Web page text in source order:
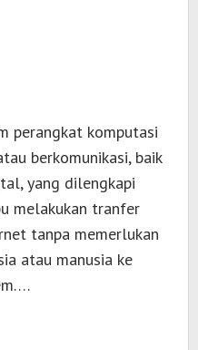
perangkat komputasi
berkomunikasi, baik
yang dilengkapi
melakukan tranfer
tanpa memerlukan
atau manusia ke